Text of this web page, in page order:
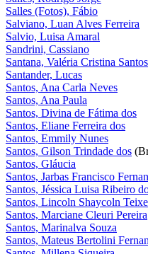
Salles (Fotos), Fábio
Salviano, Luan Alves Ferreira
Salvio, Luisa Amaral
Sandrini, Cassiano
Santana, Valéria Cristina Santos
Santander, Lucas
Santos, Ana Carla Neves
Santos, Ana Paula
Santos, Divina de Fátima dos
Santos, Eliane Ferreira dos
Santos, Emmily Nunes
Santos, Gilson Trindade dos
Santos, Gláucia
Santos, Jarbas Francisco
Santos, Jéssica Luisa Ribeiro
Santos, Lincoln Shaycoln
Santos, Marciane Cleuri Pereira
Santos, Marinalva Souza
Santos, Mateus Bertolini